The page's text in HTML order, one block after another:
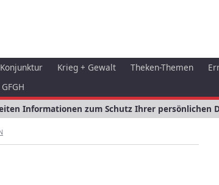
Konjunktur Krieg + Gewalt Theken-Themen
GFGH
Informationen zum Schutz Ihrer persönlichen